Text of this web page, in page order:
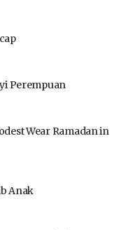
Perempuan
Wear Ramadan in
Anak